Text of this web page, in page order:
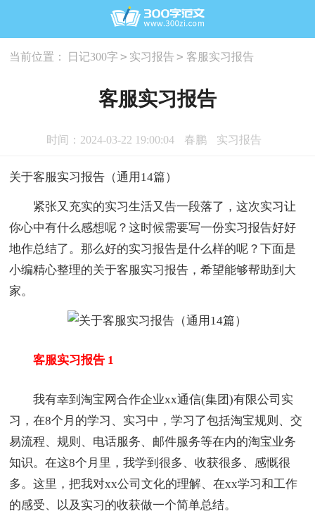
当前位置： 日记300字 > 实习报告 > 客服实习报告
客服实习报告
时间：2024-03-22 19:00:04 春鹏 实习报告
关于客服实习报告（通用14篇）
紧张又充实的实习生活又告一段落了，这次实习让
你心中有什么感想呢？这时候需要写一份实习报告好好
地作总结了。那么好的实习报告是什么样的呢？下面是
小编精心整理的关于客服实习报告，希望能够帮助到大
家。
客服实习报告 1
我有幸到淘宝网合作企业xx通信(集团)有限公司实
习，在8个月的学习、实习中，学习了包括淘宝规则、交
易流程、规则、电话服务、邮件服务等在内的淘宝业务
知识。在这8个月里，我学到很多、收获很多、感慨很
多。这里，把我对xx公司文化的理解、在xx学习和工作
的感受、以及实习的收获做一个简单总结。